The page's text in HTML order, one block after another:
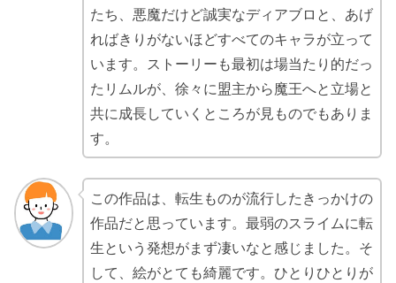
たち、悪魔だけど誠実なディアブロと、あげ
ればきりがないほどすべてのキャラが立って
います。ストーリーも最初は場当たり的だっ
たリムルが、徐々に盟主から魔王へと立場と
共に成長していくところが見ものでもありま
す。
この作品は、転生ものが流行したきっかけの
作品だと思っています。最弱のスライムに転
生という発想がまず凄いなと感じました。そ
して、絵がとても綺麗です。ひとりひとりが